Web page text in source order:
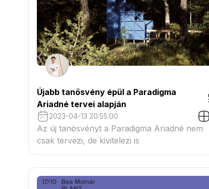
Újabb tanösvény épül a Paradigma
Ariadné tervei alapján
2023-04-13 20:55:00
Az új tanösvényt a Paradigma Ariadné nem
csak tervezi, de kivitelezi is